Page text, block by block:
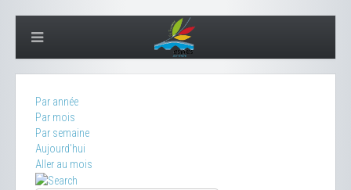
Par année
Par mois
Par semaine
Aujourd'hui
Aller au mois